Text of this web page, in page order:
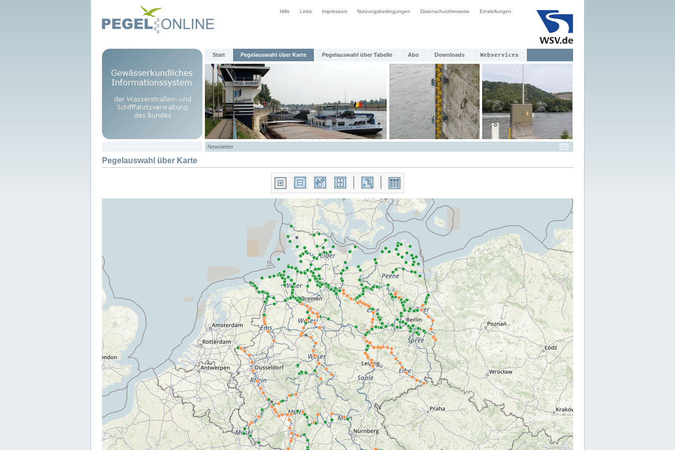
Hilfe Links Impressum Nutzungsbedingungen Datenschutzhinweise Einstellungen
Start Pegelauswahl über Karte Pegelauswahl über Tabelle Abo Downloads Webservices
Newsletter
Pegelauswahl über Karte